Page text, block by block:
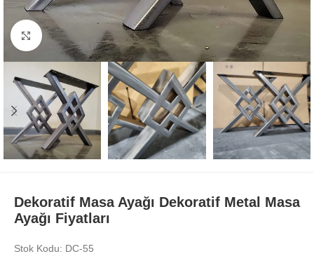
Büyüt
Dekoratif Masa Ayağı Dekoratif Metal Masa
Ayağı Fiyatları
Stok Kodu: DC-55